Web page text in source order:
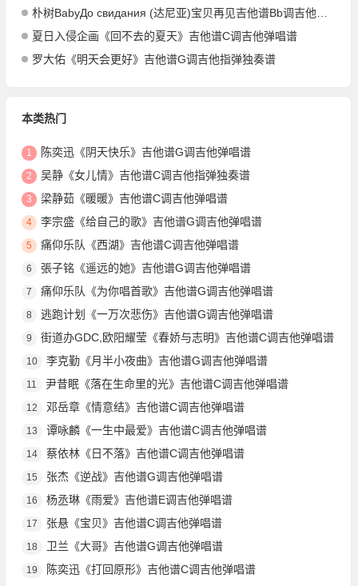
朴树BabyДо свидания (达尼亚)宝贝再见吉他谱Bb调吉他弹唱谱
夏日入侵企画《回不去的夏天》吉他谱C调吉他弹唱谱
罗大佑《明天会更好》吉他谱G调吉他指弹独奏谱
本类热门
1 陈奕迅《阴天快乐》吉他谱G调吉他弹唱谱
2 吴静《女儿情》吉他谱C调吉他指弹独奏谱
3 梁静茹《暖暖》吉他谱C调吉他弹唱谱
4 李宗盛《给自己的歌》吉他谱G调吉他弹唱谱
5 痛仰乐队《西湖》吉他谱C调吉他弹唱谱
6 張子铭《遥远的她》吉他谱G调吉他弹唱谱
7 痛仰乐队《为你唱首歌》吉他谱G调吉他弹唱谱
8 逃跑计划《一万次悲伤》吉他谱G调吉他弹唱谱
9 街道办GDC,欧阳耀莹《春娇与志明》吉他谱C调吉他弹唱谱
10 李克勤《月半小夜曲》吉他谱G调吉他弹唱谱
11 尹昔眠《落在生命里的光》吉他谱C调吉他弹唱谱
12 邓岳章《情意结》吉他谱C调吉他弹唱谱
13 谭咏麟《一生中最爱》吉他谱C调吉他弹唱谱
14 蔡依林《日不落》吉他谱C调吉他弹唱谱
15 张杰《逆战》吉他谱G调吉他弹唱谱
16 杨丞琳《雨爱》吉他谱E调吉他弹唱谱
17 张悬《宝贝》吉他谱C调吉他弹唱谱
18 卫兰《大哥》吉他谱G调吉他弹唱谱
19 陈奕迅《打回原形》吉他谱C调吉他弹唱谱